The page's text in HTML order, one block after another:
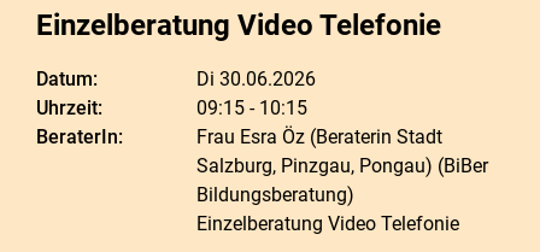
Einzelberatung Video Telefonie
Datum:
Di 30.06.2026
Uhrzeit:
09:15 - 10:15
BeraterIn:
Frau Esra Öz (Beraterin Stadt
Salzburg, Pinzgau, Pongau) (BiBer
Bildungsberatung)
Einzelberatung Video Telefonie